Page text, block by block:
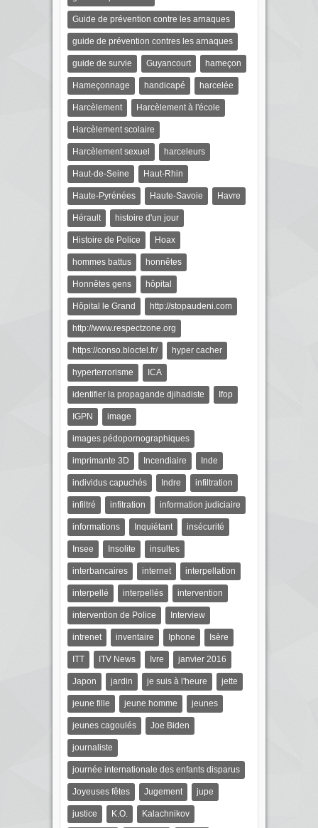
Guide de prévention contre les arnaques
guide de prévention contres les arnaques
guide de survie Guyancourt hameçon
Hameçonnage handicapé harcelée
Harcèlement Harcèlement à l'école
Harcèlement scolaire
Harcèlement sexuel harceleurs
Haut-de-Seine Haut-Rhin
Haute-Pyrénées Haute-Savoie Havre
Hérault histoire d'un jour
Histoire de Police Hoax
hommes battus honnêtes
Honnêtes gens hôpital
Hôpital le Grand http://stopaudeni.com
http://www.respectzone.org
https://conso.bloctel.fr/ hyper cacher
hyperterrorisme ICA
identifier la propagande djihadiste Ifop
IGPN image
images pédopornographiques
imprimante 3D Incendiaire Inde
individus capuchés Indre infiltration
infiltré infitration information judiciaire
informations Inquiétant insécurité
Insee Insolite insultes
interbancaires internet interpellation
interpellé interpellés intervention
intervention de Police Interview
intrenet inventaire Iphone Isère
ITT ITV News Ivre janvier 2016
Japon jardin je suis à l'heure jette
jeune fille jeune homme jeunes
jeunes cagoulés Joe Biden
journaliste
journée internationale des enfants disparus
Joyeuses fêtes Jugement jupe
justice K.O. Kalachnikov